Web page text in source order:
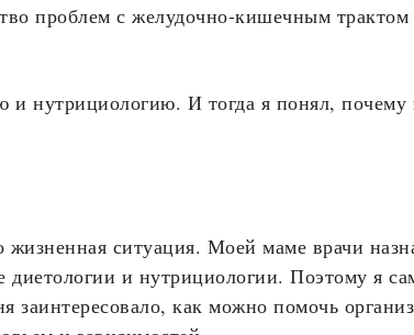
проблем с желудочно-кишечным трактом
и нутрициологию. И тогда я понял,
ситуация. Моей маме врачи
и нутрициологии. Поэтому я
как можно помочь